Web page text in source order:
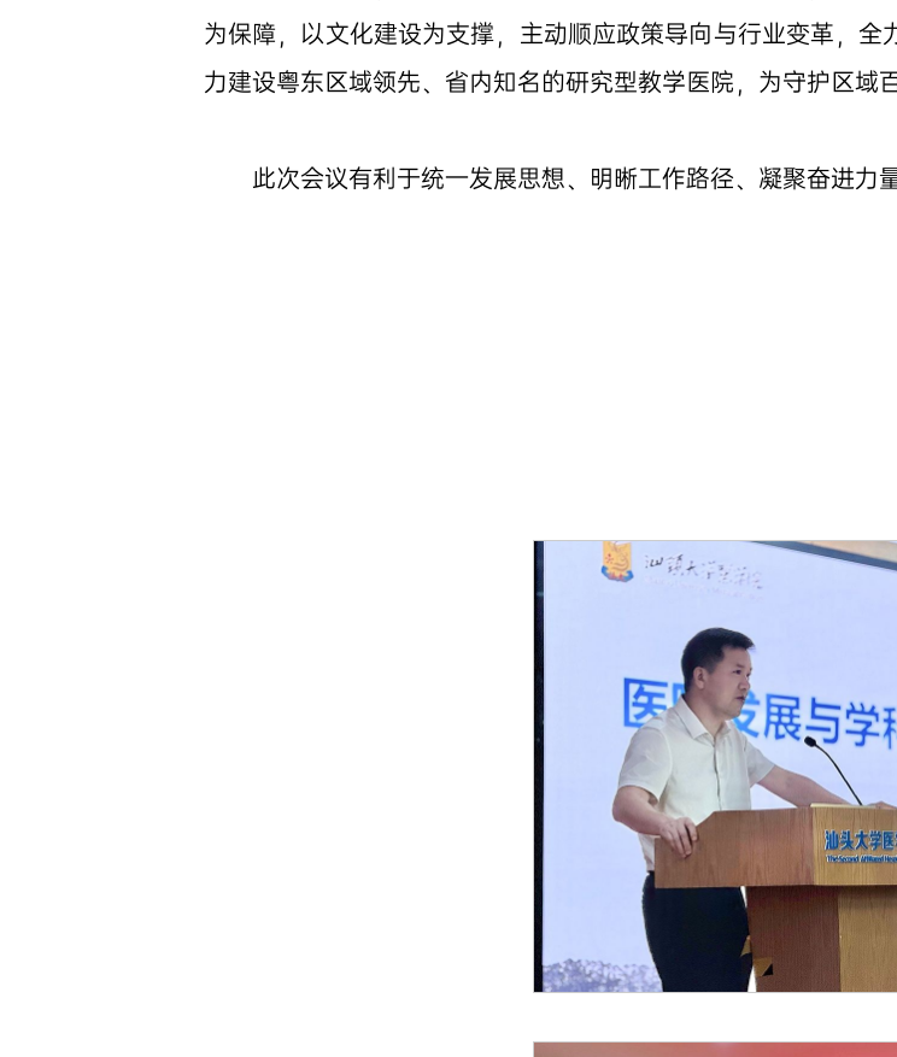
为保障，以文化建设为支撑，主动顺应政策导向与行业变革，
力建设粤东区域领先、省内知名的研究型教学医院，为守护区域
此次会议有利于统一发展思想、明晰工作路径、凝聚奋进力